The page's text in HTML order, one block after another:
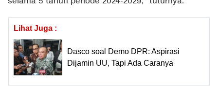
Lihat Juga :
Dasco soal Demo DPR: Aspirasi
Dijamin UU, Tapi Ada Caranya